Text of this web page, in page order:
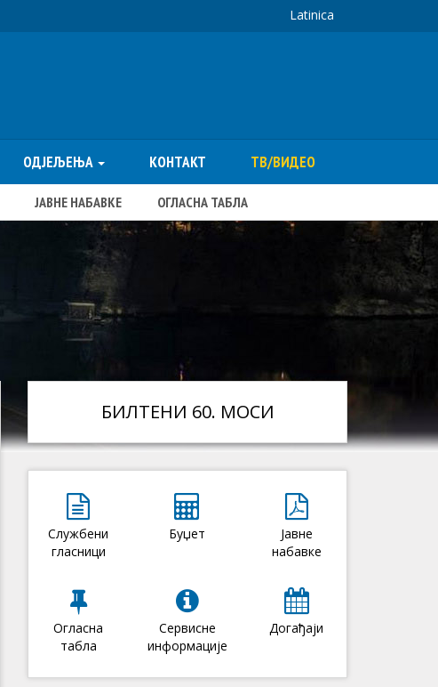
Latinica
ОДЈЕЉЕЊА КОНТАКТ ТВ/ВИДЕО
ЈАВНЕ НАБАВКЕ ОГЛАСНА ТАБЛА
БИЛТЕНИ 60. МОСИ
Службени
гласници
Буџет
Јавне
набавке
Огласна
табла
Сервисне
информације
Догађаји